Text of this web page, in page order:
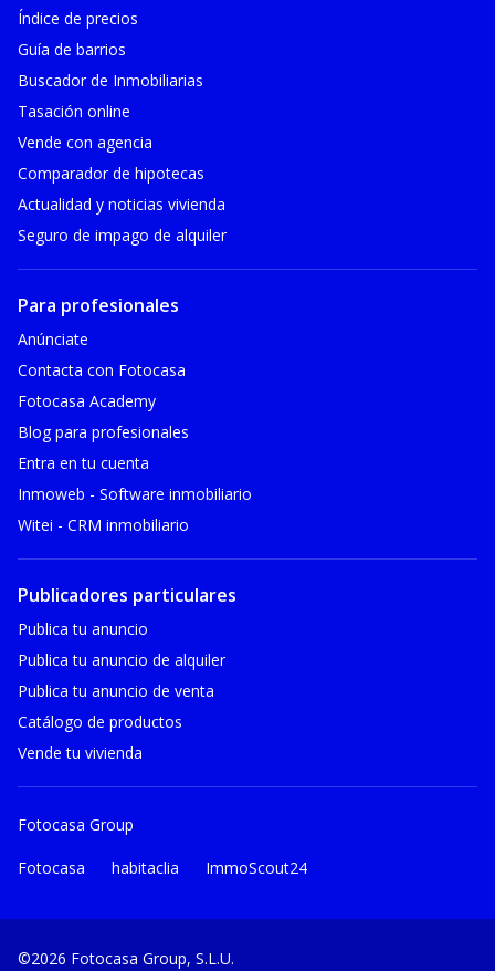
Índice de precios
Guía de barrios
Buscador de Inmobiliarias
Tasación online
Vende con agencia
Comparador de hipotecas
Actualidad y noticias vivienda
Seguro de impago de alquiler
Para profesionales
Anúnciate
Contacta con Fotocasa
Fotocasa Academy
Blog para profesionales
Entra en tu cuenta
Inmoweb - Software inmobiliario
Witei - CRM inmobiliario
Publicadores particulares
Publica tu anuncio
Publica tu anuncio de alquiler
Publica tu anuncio de venta
Catálogo de productos
Vende tu vivienda
Fotocasa Group
Fotocasa habitaclia ImmoScout24
©2026 Fotocasa Group, S.L.U.